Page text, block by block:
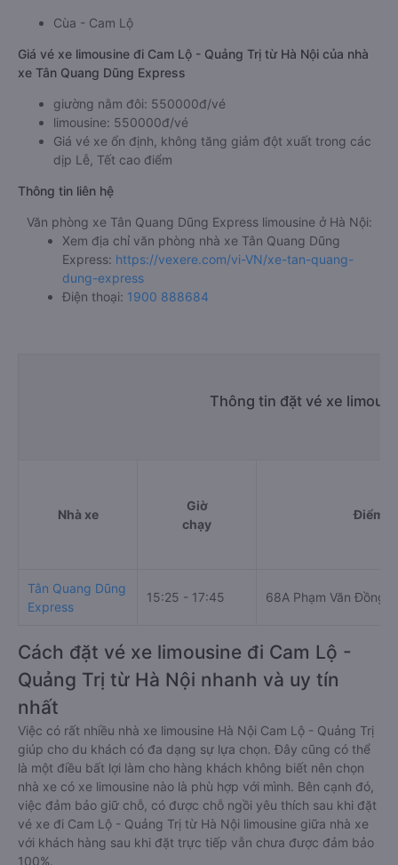
Cùa - Cam Lộ
Giá vé xe limousine đi Cam Lộ - Quảng Trị từ Hà Nội của nhà
xe Tân Quang Dũng Express
giường nằm đôi: 550000đ/vé
limousine: 550000đ/vé
Giá vé xe ổn định, không tăng giảm đột xuất trong các
dịp Lễ, Tết cao điểm
Thông tin liên hệ
Văn phòng xe Tân Quang Dũng Express limousine ở Hà Nội:
Xem địa chỉ văn phòng nhà xe Tân Quang Dũng
Express: https://vexere.com/vi-VN/xe-tan-quang-
dung-express
Điện thoại: 1900 888684
Thông tin đặt vé xe
Nhà xe
Giờ
chạy
Điểm đi
Tân Quang Dũng
Express
15:25 - 17:45 68A Phạm Văn Đồng
Cách đặt vé xe limousine đi Cam Lộ -
Quảng Trị từ Hà Nội nhanh và uy tín
nhất
Việc có rất nhiều nhà xe limousine Hà Nội Cam Lộ - Quảng Trị
giúp cho du khách có đa dạng sự lựa chọn. Đây cũng có thể
là một điều bất lợi làm cho hàng khách không biết nên chọn
nhà xe có xe limousine nào là phù hợp với mình. Bên cạnh đó,
việc đảm bảo giữ chỗ, có được chỗ ngồi yêu thích sau khi đặt
vé xe đi Cam Lộ - Quảng Trị từ Hà Nội limousine giữa nhà xe
với khách hàng sau khi đặt trực tiếp vẫn chưa được đảm bảo
100%.